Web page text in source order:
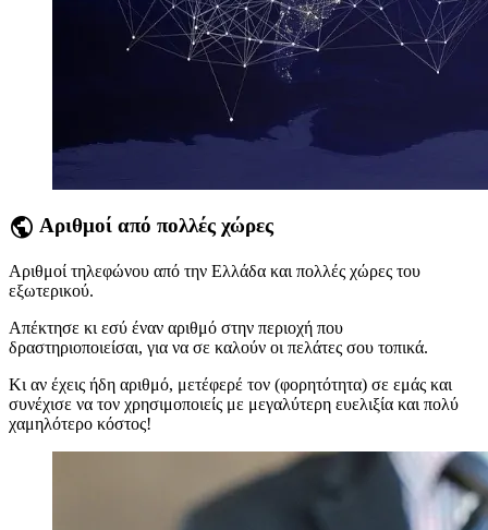
public Αριθμοί από πολλές χώρες
Αριθμοί τηλεφώνου από την Ελλάδα και πολλές χώρες του
εξωτερικού.
Απέκτησε κι εσύ έναν αριθμό στην περιοχή που
δραστηριοποιείσαι, για να σε καλούν οι πελάτες σου τοπικά.
Κι αν έχεις ήδη αριθμό, μετέφερέ τον (φορητότητα) σε εμάς και
συνέχισε να τον χρησιμοποιείς με μεγαλύτερη ευελιξία και πολύ
χαμηλότερο κόστος!